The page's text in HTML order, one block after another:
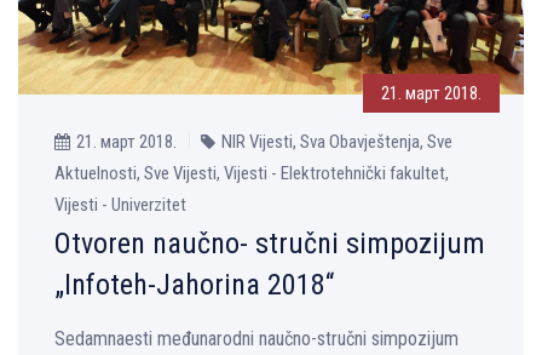
21. март 2018.
21. март 2018.
NIR Vijesti, Sva Obavještenja, Sve
Aktuelnosti, Sve Vijesti, Vijesti - Elektrotehnički fakultet,
Vijesti - Univerzitet
Otvoren naučno- stručni simpozijum
„Infoteh-Jahorina 2018“
Sedamnaesti međunarodni naučno-stručni simpozijum